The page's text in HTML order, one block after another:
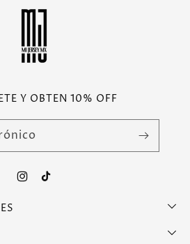
Y OBTEN 10% OFF
Instagram
TikTok